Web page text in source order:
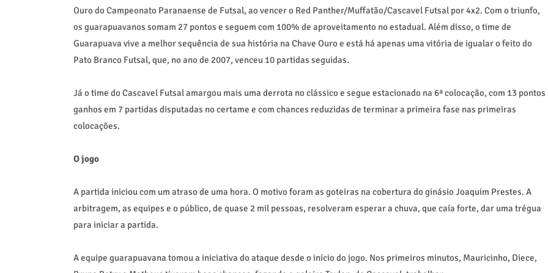
Ouro do Campeonato Paranaense de Futsal, ao vencer o Red Panther/Muffatão/Cascavel Futsal por 4x2. Com o triunfo,
os guarapuavanos somam 27 pontos e seguem com 100% de aproveitamento no estadual. Além disso, o time de
Guarapuava vive a melhor sequência de sua história na Chave Ouro e está há apenas uma vitória de igualar o feito do
Pato Branco Futsal, que, no ano de 2007, venceu 10 partidas seguidas.
Já o time do Cascavel Futsal amargou mais uma derrota no clássico e segue estacionado na 6ª colocação, com 13 pontos
ganhos em 7 partidas disputadas no certame e com chances reduzidas de terminar a primeira fase nas primeiras
colocações.
O jogo
A partida iniciou com um atraso de uma hora. O motivo foram as goteiras na cobertura do ginásio Joaquim Prestes. A
arbitragem, as equipes e o público, de quase 2 mil pessoas, resolveram esperar a chuva, que caía forte, dar uma trégua
para iniciar a partida.
A equipe guarapuavana tomou a iniciativa do ataque desde o início do jogo. Nos primeiros minutos, Mauricinho, Diece,